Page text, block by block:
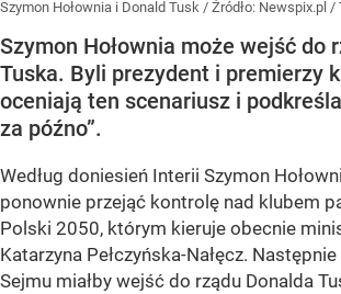
Szymon Hołownia i Donald Tusk / Źródło: Newspix.pl /
Szymon Hołownia może wejść do
Tuska. Byli prezydent i premierzy
oceniają ten scenariusz i
za późno”.
Według doniesień Interii Szymon
ponownie przejąć kontrolę nad klubem
Polski 2050, którym kieruje obecnie
Katarzyna Pełczyńska-Nałęcz. Następnie
Sejmu miałby wejść do rządu Donalda